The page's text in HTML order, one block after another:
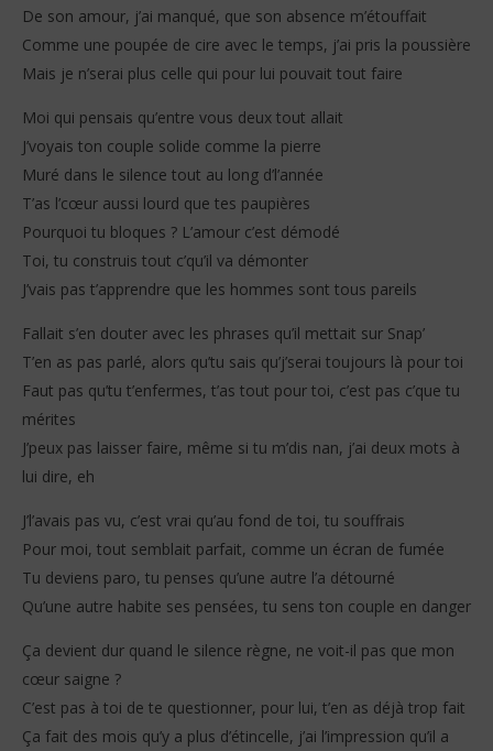
De son amour, j’ai manqué, que son absence m’étouffait
Comme une poupée de cire avec le temps, j’ai pris la poussière
Mais je n’serai plus celle qui pour lui pouvait tout faire
Moi qui pensais qu’entre vous deux tout allait
J’voyais ton couple solide comme la pierre
Muré dans le silence tout au long d’l’année
T’as l’cœur aussi lourd que tes paupières
Pourquoi tu bloques ? L’amour c’est démodé
Toi, tu construis tout c’qu’il va démonter
J’vais pas t’apprendre que les hommes sont tous pareils
Fallait s’en douter avec les phrases qu’il mettait sur Snap’
T’en as pas parlé, alors qu’tu sais qu’j’serai toujours là pour toi
Faut pas qu’tu t’enfermes, t’as tout pour toi, c’est pas c’que tu
mérites
J’peux pas laisser faire, même si tu m’dis nan, j’ai deux mots à
lui dire, eh
J’l’avais pas vu, c’est vrai qu’au fond de toi, tu souffrais
Pour moi, tout semblait parfait, comme un écran de fumée
Tu deviens paro, tu penses qu’une autre l’a détourné
Qu’une autre habite ses pensées, tu sens ton couple en danger
Ça devient dur quand le silence règne, ne voit-il pas que mon
cœur saigne ?
C’est pas à toi de te questionner, pour lui, t’en as déjà trop fait
Ça fait des mois qu’y a plus d’étincelle, j’ai l’impression qu’il a